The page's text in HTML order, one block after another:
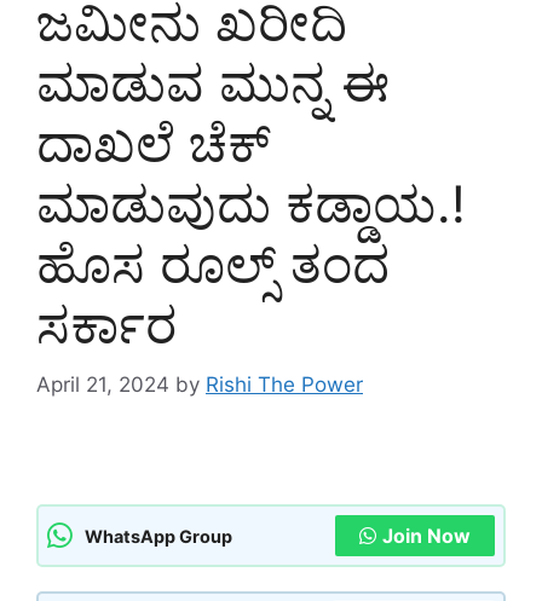
ಜಮೀನು ಖರೀದಿ
ಮಾಡುವ ಮುನ್ನ ಈ
ದಾಖಲೆ ಚೆಕ್
ಮಾಡುವುದು ಕಡ್ಡಾಯ.!
ಹೊಸ ರೂಲ್ಸ್ ತಂದ
ಸರ್ಕಾರ
April 21, 2024 by Rishi The Power
WhatsApp Group Join Now